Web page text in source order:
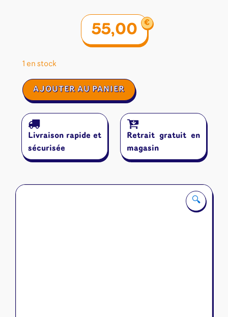
🔍
55,00 €
1 en stock
quantité
de
of
Champagne
AJOUTER AU PANIER
Livraison rapide et
sécurisée
Retrait gratuit en
magasin